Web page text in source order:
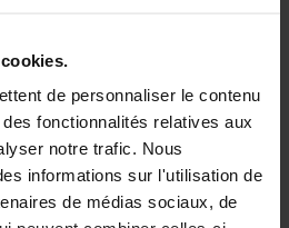
de personnaliser le contenu
fonctionnalités relatives aux
notre trafic. Nous
informations sur l'utilisation de
de médias sociaux, de
En stock
la bonne taille